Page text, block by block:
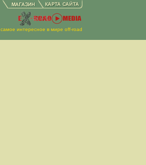
самое интересное в мире off-road